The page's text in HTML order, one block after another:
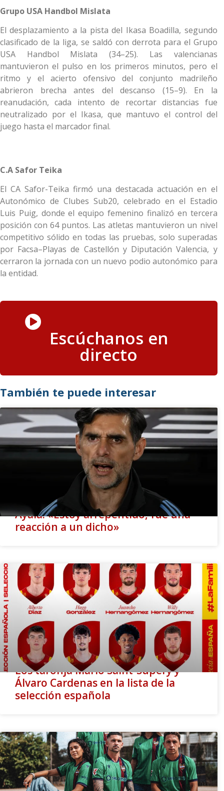
Grupo USA Handbol Mislata
El desplazamiento a la pista del Ikasa Boadilla, segundo
clasificado de la liga, se saldó con derrota para el Grupo
USA Handbol Mislata (34–25). Las valencianas
mantuvieron el pulso en los primeros minutos, pero el
ritmo y el acierto ofensivo del conjunto madrileño
abrieron brecha antes del descanso (15–9). En la
reanudación, cada intento de recortar distancias fue
neutralizado por el Ikasa, que mantuvo el control del
juego hasta el marcador final.
C.A Safor Teika
El CA Safor-Teika firmó una destacada actuación en el
Autonómico de Clubes Sub20, celebrado en el Estadio
Luis Puig, donde el equipo femenino finalizó en tercera
posición con 64 puntos. Las atletas mantuvieron un nivel
competitivo sólido en todas las pruebas, solo superadas
por Facsa–Playas de Castellón y Diputación Valencia, y
cerraron la jornada con un nuevo podio autonómico para
la entidad.
Escúchanos en
directo
También te puede interesar
Ayala: «Estoy arrepentido, fue una
reacción a un dicho»
Los taronja Mario Saint-Supéry y
Álvaro Cardenas en la lista de la
selección española